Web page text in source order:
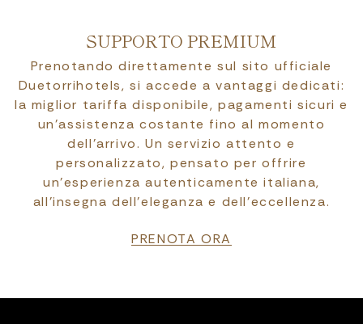
SUPPORTO PREMIUM
Prenotando direttamente sul sito ufficiale
Duetorrihotels, si accede a vantaggi dedicati:
la miglior tariffa disponibile, pagamenti sicuri e
un’assistenza costante fino al momento
dell’arrivo. Un servizio attento e
personalizzato, pensato per offrire
un’esperienza autenticamente italiana,
all’insegna dell’eleganza e dell’eccellenza.
PRENOTA ORA